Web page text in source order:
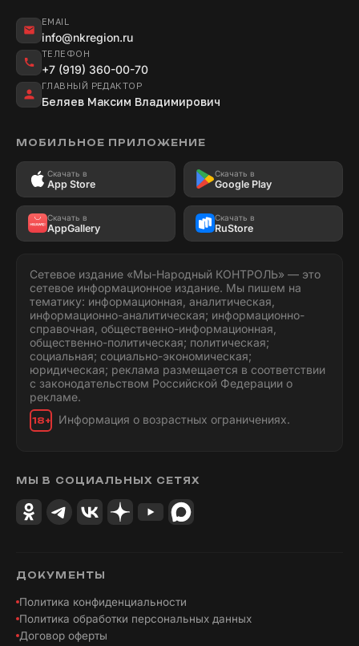
EMAIL
info@nkregion.ru
ТЕЛЕФОН
+7 (919) 360-00-70
ГЛАВНЫЙ РЕДАКТОР
Беляев Максим Владимирович
МОБИЛЬНОЕ ПРИЛОЖЕНИЕ
Скачать в
App Store
Скачать в
Google Play
Скачать в
AppGallery
Скачать в
RuStore
Сетевое издание «Мы-Народный КОНТРОЛЬ» — это
сетевое информационное издание. Мы пишем на
тематику: информационная, аналитическая,
информационно-аналитическая; информационно-
справочная, общественно-информационная,
общественно-политическая; политическая;
социальная; социально-экономическая;
юридическая; реклама размещается в соответствии
с законодательством Российской Федерации о
рекламе.
18+ Информация о возрастных ограничениях.
МЫ В СОЦИАЛЬНЫХ СЕТЯХ
ДОКУМЕНТЫ
Политика конфиденциальности
Политика обработки персональных данных
Договор оферты